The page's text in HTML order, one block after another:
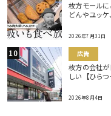
枚方モール
どんやユッ
2026年7月31日
広告
枚方の会社
しい【ひらつ
2026年8月4日